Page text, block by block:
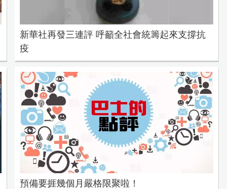
新華社再發三連評 呼籲全社會統籌起來支撐抗
疫
預備要捱幾個月嚴格限聚啦！